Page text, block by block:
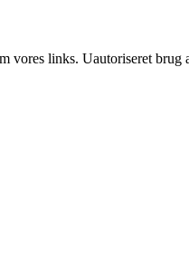
vores links. Uautoriseret